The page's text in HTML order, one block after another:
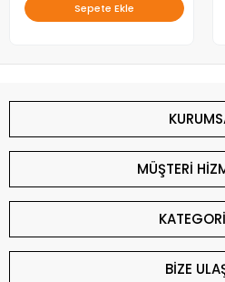
Sepete Ekle
MÜŞTERİ
BİZE